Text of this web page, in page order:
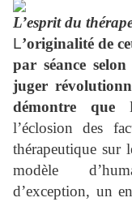
L’esprit du
L’originalité de
par séance
juger
démontre que
l’éclosion des
thérapeutique sur
modèle
d’exception, un